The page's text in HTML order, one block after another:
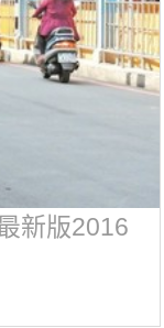
新版2016